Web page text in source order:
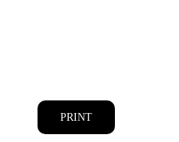
PRINT